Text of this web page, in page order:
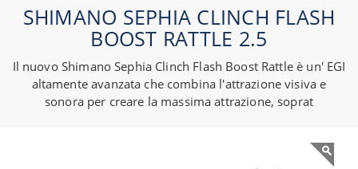
SHIMANO SEPHIA CLINCH FLASH
BOOST RATTLE 2.5
Il nuovo Shimano Sephia Clinch Flash Boost Rattle è un' EGI
altamente avanzata che combina l'attrazione visiva e
sonora per creare la massima attrazione, soprat